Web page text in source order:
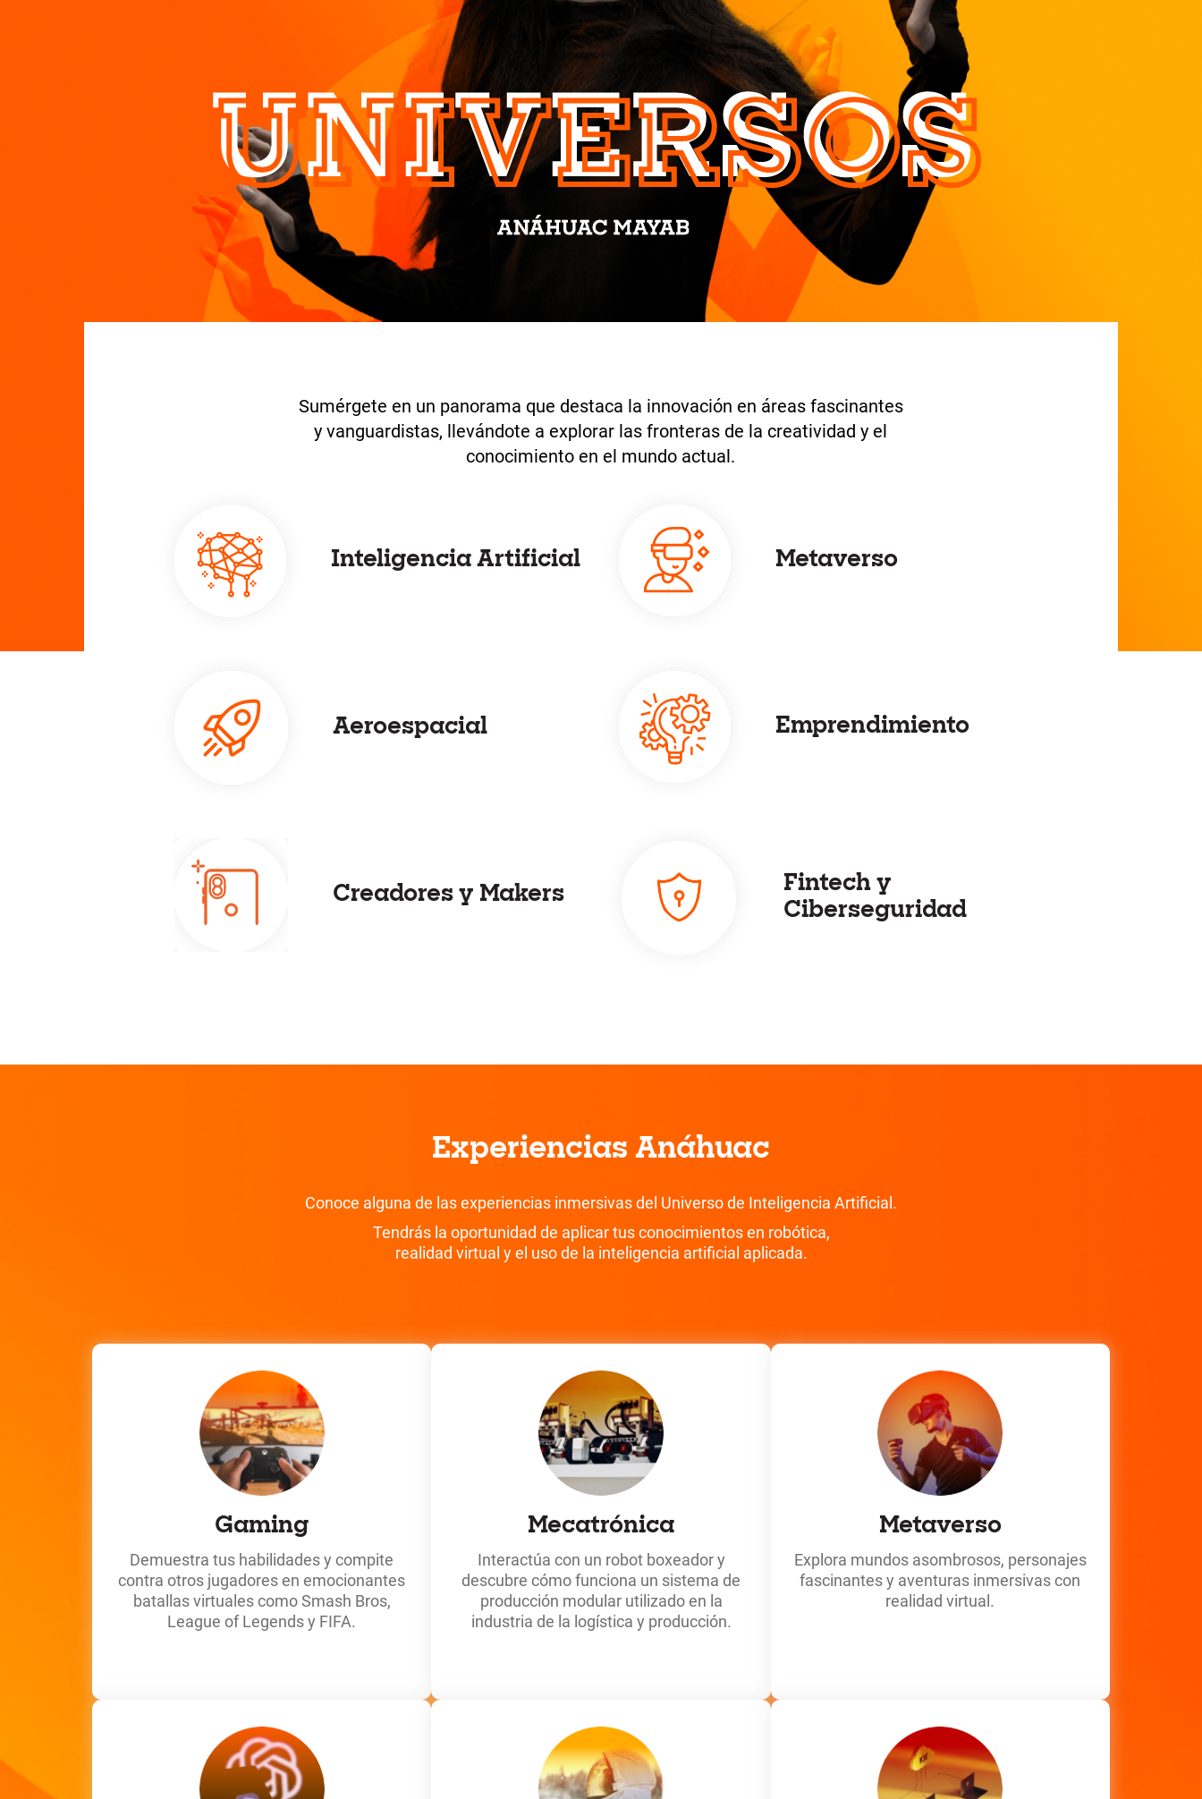
Sumérgete en un panorama que destaca la innovación en áreas fascinantes
y vanguardistas, llevándote a explorar las fronteras de la creatividad y el
conocimiento en el mundo actual.
Inteligencia Artificial Metaverso
Aeroespacial Emprendimiento
Creadores y Makers
Fintech y
Ciberseguridad
Experiencias Anáhuac
Conoce alguna de las experiencias inmersivas del Universo de Inteligencia Artificial.
Tendrás la oportunidad de aplicar tus conocimientos en robótica,
realidad virtual y el uso de la inteligencia artificial aplicada.
Gaming
Demuestra tus habilidades y compite
contra otros jugadores en emocionantes
batallas virtuales como Smash Bros,
League of Legends y FIFA.
Mecatrónica
Interactúa con un robot boxeador y
descubre cómo funciona un sistema de
producción modular utilizado en la
industria de la logística y producción.
Metaverso
Explora mundos asombrosos, personajes
fascinantes y aventuras inmersivas con
realidad virtual.